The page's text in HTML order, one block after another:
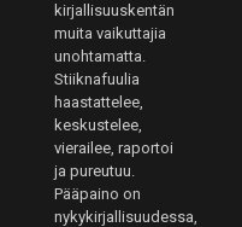
kirjallisuuskentän
muita vaikuttajia
unohtamatta.
Stiiknafuulia
haastattelee,
keskustelee,
vierailee, raportoi
ja pureutuu.
Pääpaino on
nykykirjallisuudessa,